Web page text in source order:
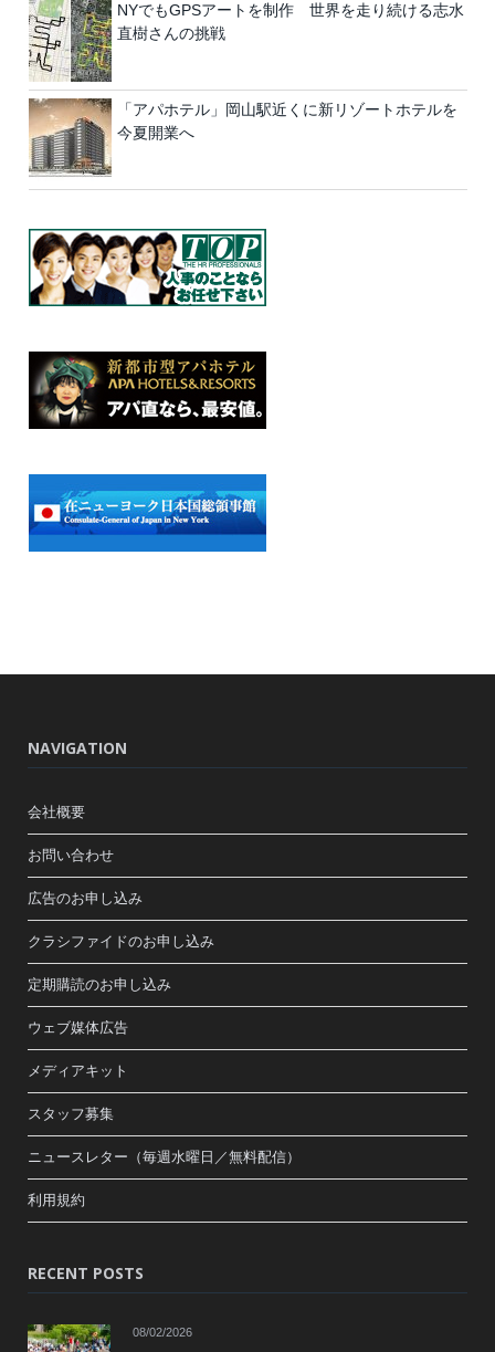
NYでもGPSアートを制作 世界を走り続ける志水
直樹さんの挑戦
「アパホテル」岡山駅近くに新リゾートホテルを
今夏開業へ
NAVIGATION
会社概要
お問い合わせ
広告のお申し込み
クラシファイドのお申し込み
定期購読のお申し込み
ウェブ媒体広告
メディアキット
スタッフ募集
ニュースレター（毎週水曜日／無料配信）
利用規約
RECENT POSTS
08/02/2026